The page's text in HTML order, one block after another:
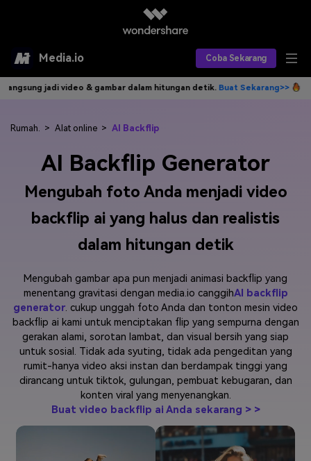
Media.io Coba Sekarang
Alat AI
AI Video
AI Gambar
AI Audio
Model AI yang Didukung
Produk AI
Asisten Video AI
Editor Video AI
Editor Gambar AI
Editor Audio AI
Find More Solutions >>
Efek AI
Efek Video
Efek Foto
Sumber Daya
FAQs Hubungi Kami
Tips & Tutorial AI
Harga
Masuk
Berkreasi dengan AI
& gambar dalam hitungan detik. Buat Sekarang>> Tulis idemu,
Rumah. > Alat online > AI Backflip
AI Backflip Generator
Mengubah foto Anda menjadi video
backflip ai yang halus dan realistis
dalam hitungan detik
Mengubah gambar apa pun menjadi animasi backflip yang
menentang gravitasi dengan media.io canggihAI backflip
generator. cukup unggah foto Anda dan tonton mesin video
backflip ai kami untuk menciptakan flip yang sempurna dengan
gerakan alami, sorotan lambat, dan visual bersih yang siap
untuk sosial. Tidak ada syuting, tidak ada pengeditan yang
rumit-hanya video aksi instan dan berdampak tinggi yang
dirancang untuk tiktok, gulungan, pembuat kebugaran, dan
konten viral yang menyenangkan.
Buat video backflip ai Anda sekarang > >